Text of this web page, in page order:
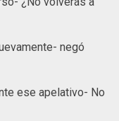
negó
ese apelativo- No